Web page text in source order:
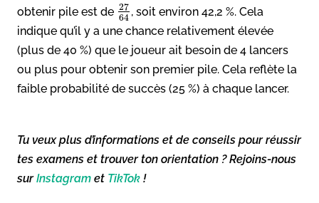
obtenir pile est de 27
64 , soit environ 42,2 %. Cela
indique qu’il y a une chance relativement élevée
(plus de 40 %) que le joueur ait besoin de 4 lancers
ou plus pour obtenir son premier pile. Cela reflète la
faible probabilité de succès (25 %) à chaque lancer.
Tu veux plus d’informations et de conseils pour réussir
tes examens et trouver ton orientation ? Rejoins-nous
surInstagram et TikTok !